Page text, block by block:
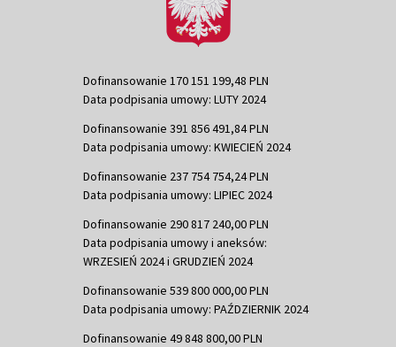
Dofinansowanie 170 151 199,48 PLN
Data podpisania umowy: LUTY 2024
Dofinansowanie 391 856 491,84 PLN
Data podpisania umowy: KWIECIEŃ 2024
Dofinansowanie 237 754 754,24 PLN
Data podpisania umowy: LIPIEC 2024
Dofinansowanie 290 817 240,00 PLN
Data podpisania umowy i aneksów:
WRZESIEŃ 2024 i GRUDZIEŃ 2024
Dofinansowanie 539 800 000,00 PLN
Data podpisania umowy: PAŹDZIERNIK 2024
Dofinansowanie 49 848 800,00 PLN